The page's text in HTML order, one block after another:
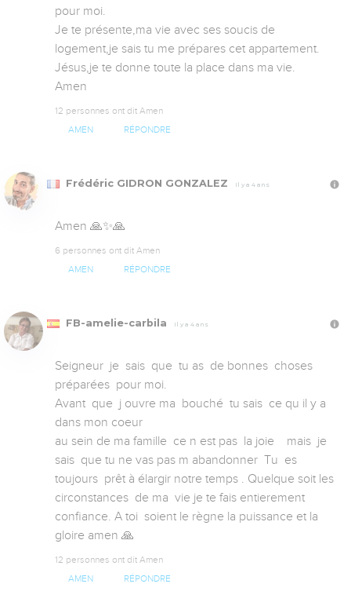
pour moi.
Je te présente,ma vie avec ses soucis de
logement,je sais tu me prépares cet appartement.
Jésus,je te donne toute la place dans ma vie.
Amen
12 personnes ont dit Amen
AMEN RÉPONDRE
Frédéric GIDRON GONZALEZ Il y a 4 ans
Amen 🙏✨🙏
6 personnes ont dit Amen
AMEN RÉPONDRE
FB-amelie-carbila Il y a 4 ans
Seigneur  je  sais  que  tu as  de bonnes  choses
préparées  pour moi.
Avant  que  j ouvre ma  bouché  tu sais  ce qu il y a
dans mon coeur
au sein de ma famille  ce n est pas  la joie    mais  je
sais  que tu ne vas pas m abandonner  Tu  es
toujours  prêt à élargir notre temps . Quelque soit les
circonstances  de ma  vie je te fais entierement
confiance. A toi  soient le règne la puissance et la
gloire amen 🙏
12 personnes ont dit Amen
AMEN RÉPONDRE